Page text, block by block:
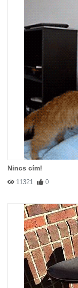
Nincs cím!
11321 0